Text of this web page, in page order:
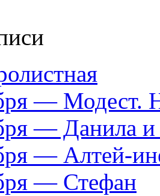
— Модест.
— Данила
— Алтей-
— Стефан